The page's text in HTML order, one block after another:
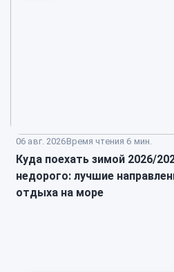
06 авг. 2026Время чтения 6 мин.
Куда поехать зимой 2026/
недорого: лучшие
отдыха на море